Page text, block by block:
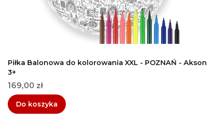
Piłka Balonowa do kolorowania XXL - POZNAŃ - Akson
3+
Cena
169,00 zł
Do koszyka